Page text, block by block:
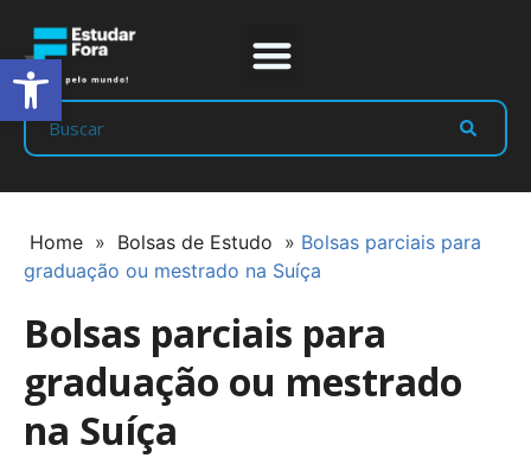
Home » Bolsas de Estudo » Bolsas parciais para
graduação ou mestrado na Suíça
Bolsas parciais para
graduação ou mestrado
na Suíça
Abrir a barra de ferramentas